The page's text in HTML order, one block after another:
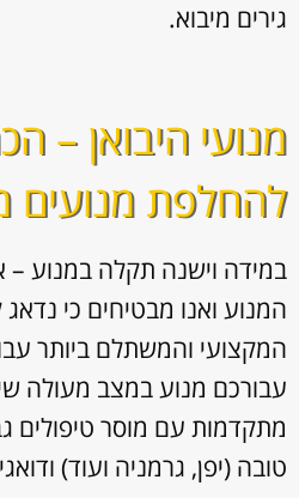
גירים מיבוא.
מנועי היבואן –
להחלפת מנועים
במידה וישנה תקלה במנוע –
המנוע ואנו מבטיחים כי
המקצועי והמשתלם ביותר
עבורכם מנוע במצב מעולה
מתקדמות עם מוסר טיפולים
טובה (יפן, גרמניה ועוד)